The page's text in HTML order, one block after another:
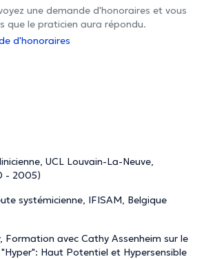
une demande d'honoraires et vous
que le praticien aura répondu.
d'honoraires
UCL Louvain-La-Neuve,
- 2005)
systémicienne, IFISAM, Belgique
Formation avec Cathy Assenheim sur le
Haut Potentiel et Hypersensible